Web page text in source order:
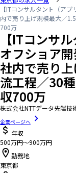
【ITコンサルタント（ア
内で売り上げ規模最大／
700万
【ITコンサ
オフショア
社内で売り
流工程／30
収700万
株式会社NTTデータ先端技
企業ページへ
年収
500万円〜900万円
勤務地
東京都